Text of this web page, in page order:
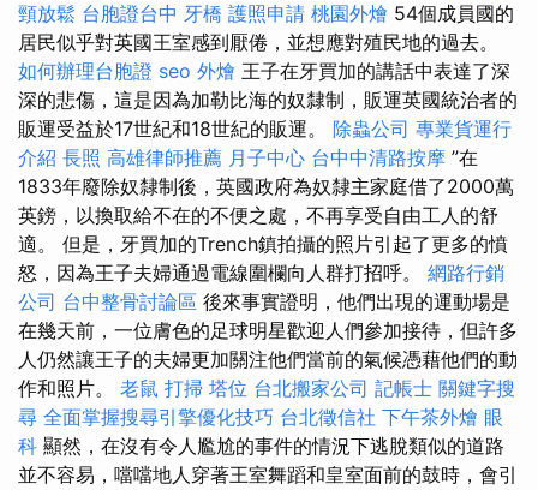
頸放鬆 台胞證台中 牙橋 護照申請 桃園外燴 54個成員國的
居民似乎對英國王室感到厭倦，並想應對殖民地的過去。
如何辦理台胞證 seo 外燴 王子在牙買加的講話中表達了深
深的悲傷，這是因為加勒比海的奴隸制，販運英國統治者的
販運受益於17世紀和18世紀的販運。 除蟲公司 專業貨運行
介紹 長照 高雄律師推薦 月子中心 台中中清路按摩 ”在
1833年廢除奴隸制後，英國政府為奴隸主家庭借了2000萬
英鎊，以換取給不在的不便之處，不再享受自由工人的舒
適。 但是，牙買加的Trench鎮拍攝的照片引起了更多的憤
怒，因為王子夫婦通過電線圍欄向人群打招呼。 網路行銷
公司 台中整骨討論區 後來事實證明，他們出現的運動場是
在幾天前，一位膚色的足球明星歡迎人們參加接待，但許多
人仍然讓王子的夫婦更加關注他們當前的氣候憑藉他們的動
作和照片。 老鼠 打掃 塔位 台北搬家公司 記帳士 關鍵字搜
尋 全面掌握搜尋引擎優化技巧 台北徵信社 下午茶外燴 眼
科 顯然，在沒有令人尷尬的事件的情況下逃脫類似的道路
並不容易，噹噹地人穿著王室舞蹈和皇室面前的鼓時，會引